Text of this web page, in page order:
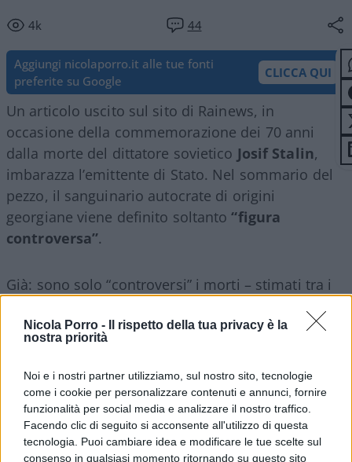
Nicola Porro -
Il rispetto della tua privacy è la
nostra priorità
Noi e i nostri partner utilizziamo, sul nostro sito, tecnologie
come i cookie per personalizzare contenuti e annunci, fornire
funzionalità per social media e analizzare il nostro traffico.
Facendo clic di seguito si acconsente all'utilizzo di questa
tecnologia. Puoi cambiare idea e modificare le tue scelte sul
consenso in qualsiasi momento ritornando su questo sito
4k 44
Aggiungi nicolaporro.it alle tue fonti
preferite su Google
CLICCA QUI
Un articolo uscito sul sito di Rainews, in
occasione della commemorazione dei 70 anni
dalla morte del dittatore sovietico Josif Stalin,
imbarazza l’emittente di Stato. Nel sommario del
pezzo, il sanguinario autocrate di origini
georgiane viene definito soltanto“figura
controversa”.
Già: sono solo “controversi” i morti – stimati tra i
dalle politiche brutali di Stalin? Che ne dicono in
cda? E nella ormai fantomatica commissione
parlamentare di vigilanza?
#RAI #STALIN